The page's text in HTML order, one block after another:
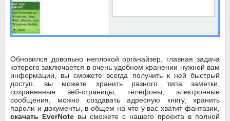
Обновился довольно неплохой органайзер, главная задача
которого заключается в очень удобном хранении нужной вам
информации, вы сможете всегда получить к ней быстрый
доступ, вы можете хранить разного типа заметки,
сохраненные веб-страницы, телефоны, электронные
сообщения, можно создавать адресную книгу, хранить
пароли и документы, в общем на что у вас хватит фантазии,
скачать EverNote вы сможете с нашего проекта в полной